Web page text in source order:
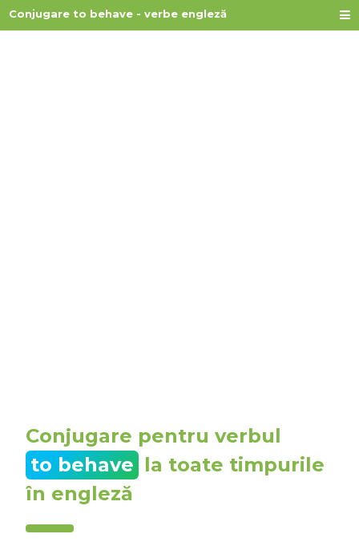
Conjugare to behave - verbe engleză
Conjugare pentru verbul
to behave la toate timpurile
în engleză